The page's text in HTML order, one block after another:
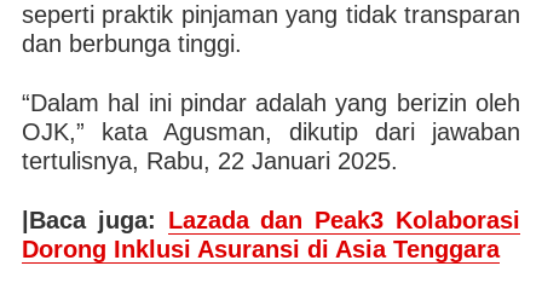
seperti praktik pinjaman yang tidak transparan
dan berbunga tinggi.
“Dalam hal ini pindar adalah yang berizin oleh
OJK,” kata Agusman, dikutip dari jawaban
tertulisnya, Rabu, 22 Januari 2025.
|Baca juga: Lazada dan Peak3 Kolaborasi
Dorong Inklusi Asuransi di Asia Tenggara